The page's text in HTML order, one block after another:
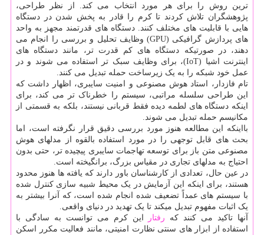
ترین روش را برای هر مورد انتخاب می کند. از نظر طراحی،
پژوهشگران تلاش کردند تا کرم را قادر به پخش شدن در دستگاه
هایی با قابلیت های مختلف کنند. دستگاه های قدرتمند مجهز به واحد
های پردازش گرافیکی (GPU) وظایف تحلیل و بررسی را انجام می
دهند، در صورتیکه دستگاه های کم قدرت تر، مانند دستگاه های
اینترنت اشیا (IoT)، برای وظایف سبک تر استفاده می شوند و در
عمل خود شبکه را به یک زیرساخت حمله تبدیل می کنند.
تام فازدار، استاد هوش مصنوعی و امنیت سایبری، اظهار داشت که
این طراحی سلسله مراتبی، سیستم را خطرناک تر می کند، برای
اینکه دستگاه های لطمه دیده فقط قربانی نیستند، بلکه به قسمتی از
مکانیسم حمله تبدیل می شوند.
بااینکه این مطالعه هنوز مورد بررسی دقیق قرار نگرفته است، اما
بحث های قابل توجهی را در مورد استفاده بالقوه از مدلهای هوش
مصنوعی متن باز برای توسعه تهاجمات سایبری پیچیده تر، حتی بدون
احتیاج به مدلهای تجاری در مقیاس بزرگ، برانگیخته است.
در عین حال، تعدادی از کارشناسان باور دارند که یافته ها هنوز محدود
هستند، برای اینکه این آزمایش در یک محیط شبیه سازی کنترل شده
با سیستم های عمداً تضعیف شده انجام شده است، که آنرا بیشتر به
یک اثبات مفهوم تبدیل میکند تا یک تهدید در دنیای واقعی.
آنها تاکید می کنند که رفتار
این کرم می توانست به سادگی با
استفاده از ابزار های سنتی نظارت امنیتی، مانند فعالیت مکرر اسکن